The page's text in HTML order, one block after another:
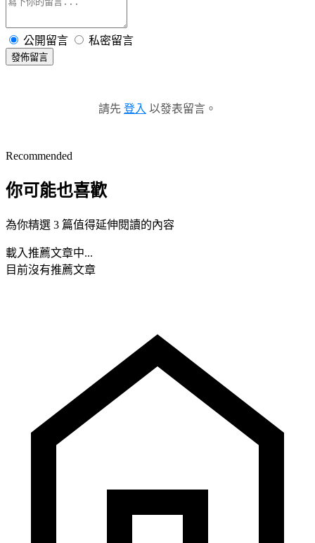
公開留言 私密留言
發佈留言
請先 登入 以發表留言。
Recommended
你可能也喜歡
為你精選 3 篇值得延伸閱讀的內容
載入推薦文章中...
目前沒有推薦文章